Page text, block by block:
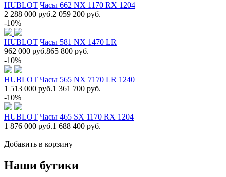
HUBLOT Часы 662 NX 1170 RX 1204
2 288 000 руб.2 059 200 руб.
-10%
HUBLOT Часы 581 NX 1470 LR
962 000 руб.865 800 руб.
-10%
HUBLOT Часы 565 NX 7170 LR 1240
1 513 000 руб.1 361 700 руб.
-10%
HUBLOT Часы 465 SX 1170 RX 1204
1 876 000 руб.1 688 400 руб.
Добавить в корзину
Наши бутики